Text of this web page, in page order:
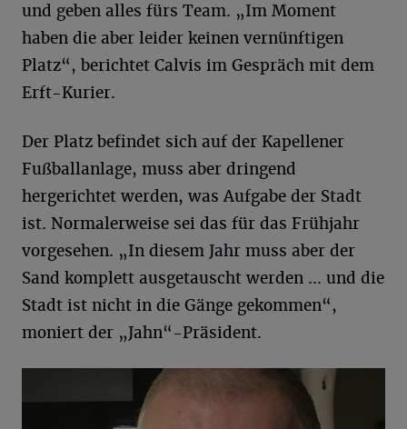
und geben alles fürs Team. „Im Moment
haben die aber leider keinen vernünftigen
Platz“, berichtet Calvis im Gespräch mit dem
Erft-Kurier.
Der Platz befindet sich auf der Kapellener
Fußballanlage, muss aber dringend
hergerichtet werden, was Aufgabe der Stadt
ist. Normalerweise sei das für das Frühjahr
vorgesehen. „In diesem Jahr muss aber der
Sand komplett ausgetauscht werden ... und die
Stadt ist nicht in die Gänge gekommen“,
moniert der „Jahn“-Präsident.